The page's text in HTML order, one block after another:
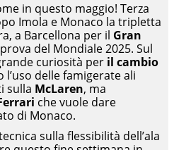
in questo maggio! Terza
Imola e Monaco la tripletta
a Barcellona per il Gran
del Mondiale 2025. Sul
curiosità per il cambio
l’uso delle famigerate ali
sulla McLaren, ma
che vuole dare
di Monaco.
sulla flessibilità dell’ala